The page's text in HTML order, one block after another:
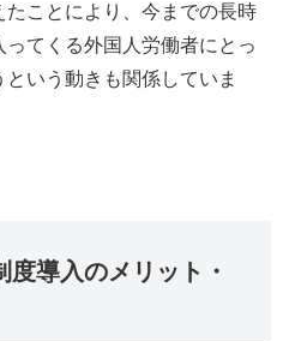
ことにより、今までの長時
てくる外国人労働者にとっ
いう動きも関係していま
導入のメリット・